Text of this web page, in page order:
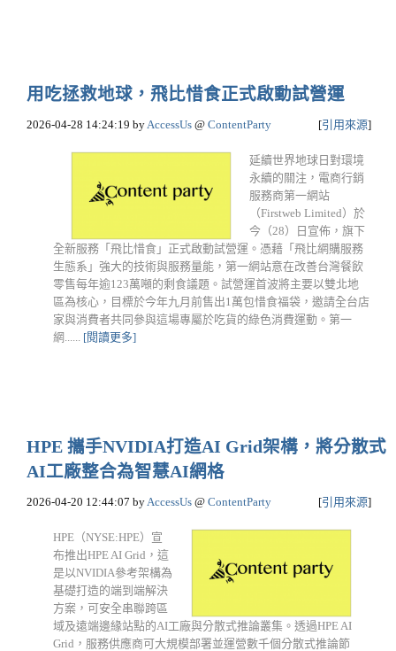
用吃拯救地球，飛比惜食正式啟動試營運
2026-04-28 14:24:19 byAccessUs @ ContentParty [引用來源]
延續世界地球日對環境
永續的關注，電商行銷
服務商第一網站
（Firstweb Limited）於
今（28）日宣佈，旗下
全新服務「飛比惜食」正式啟動試營運。憑藉「飛比網購服務
生態系」強大的技術與服務量能，第一網站意在改善台灣餐飲
零售每年逾123萬噸的剩食議題。試營運首波將主要以雙北地
區為核心，目標於今年九月前售出1萬包惜食福袋，邀請全台店
家與消費者共同參與這場專屬於吃貨的綠色消費運動。第一
網...... [閱讀更多]
HPE 攜手NVIDIA打造AI Grid架構，將分散式
AI工廠整合為智慧AI網格
2026-04-20 12:44:07 byAccessUs @ ContentParty [引用來源]
HPE（NYSE:HPE）宣
布推出HPE AI Grid，這
是以NVIDIA參考架構為
基礎打造的端到端解決
方案，可安全串聯跨區
域及遠端邊緣站點的AI工廠與分散式推論叢集。透過HPE AI
Grid，服務供應商可大規模部署並運營數千個分散式推論節